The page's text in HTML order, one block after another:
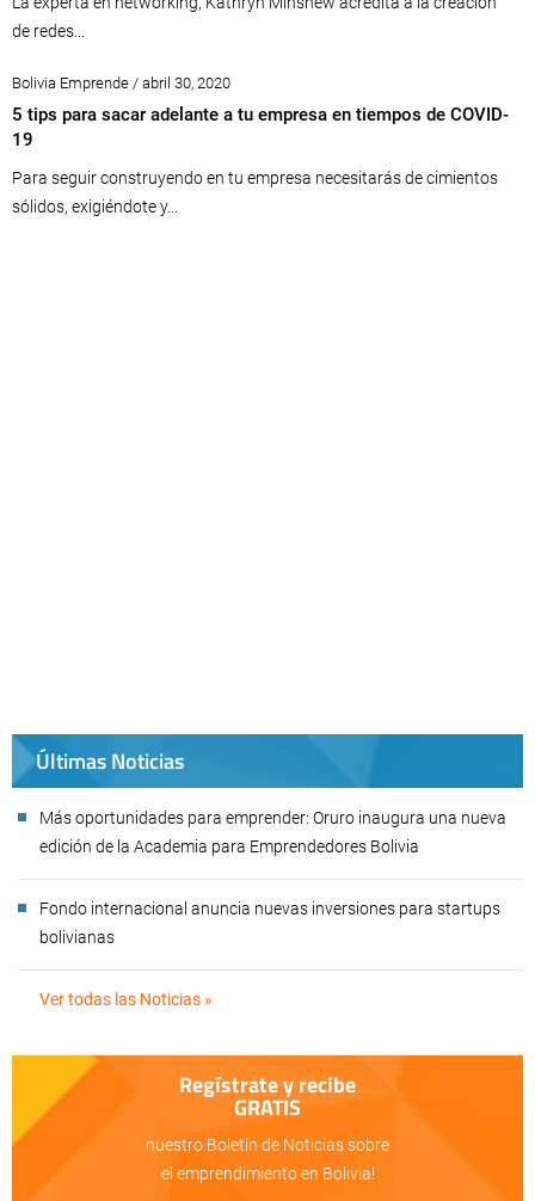
de redes...
Bolivia Emprende / abril 30, 2020
5 tips para sacar adelante a tu empresa en tiempos de COVID-
19
Para seguir construyendo en tu empresa necesitarás de cimientos
sólidos, exigiéndote y...
Últimas Noticias
Más oportunidades para emprender: Oruro inaugura una nueva
edición de la Academia para Emprendedores Bolivia
Fondo internacional anuncia nuevas inversiones para startups
bolivianas
Ver todas las Noticias »
Regístrate y recibe
GRATIS
nuestro Boletín de Noticias sobre
el emprendimiento en Bolivia!